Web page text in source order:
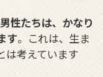
性たちは、かなり
す。これは、生ま
は考えています